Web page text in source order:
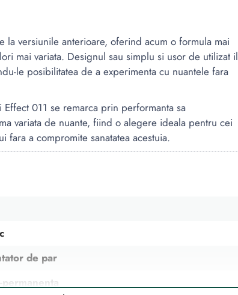
la versiunile anterioare, oferind acum o formula mai
mai variata. Designul sau simplu si usor de utilizat il
le posibilitatea de a experimenta cu nuantele fara
011 se remarca prin performanta sa
variata de nuante, fiind o alegere ideala pentru cei
fara a compromite sanatatea acestuia.
de par
permanenta